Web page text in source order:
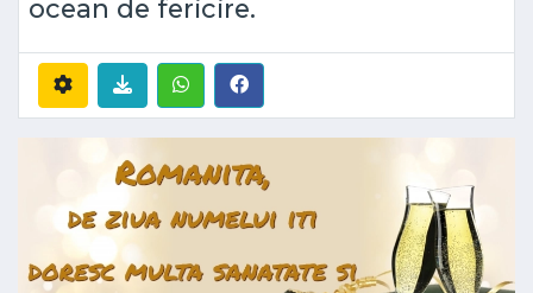
ocean de fericire.